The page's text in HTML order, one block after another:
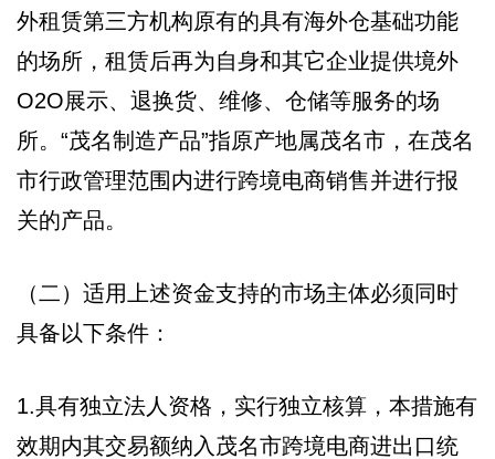
外租赁第三方机构原有的具有海外仓基础功能
的场所，租赁后再为自身和其它企业提供境外
O2O展示、退换货、维修、仓储等服务的场
所。“茂名制造产品”指原产地属茂名市，在茂名
市行政管理范围内进行跨境电商销售并进行报
关的产品。
（二）适用上述资金支持的市场主体必须同时
具备以下条件：
1.具有独立法人资格，实行独立核算，本措施有
效期内其交易额纳入茂名市跨境电商进出口统